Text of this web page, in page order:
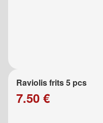
Raviolis frits 5 pcs
7.50 €